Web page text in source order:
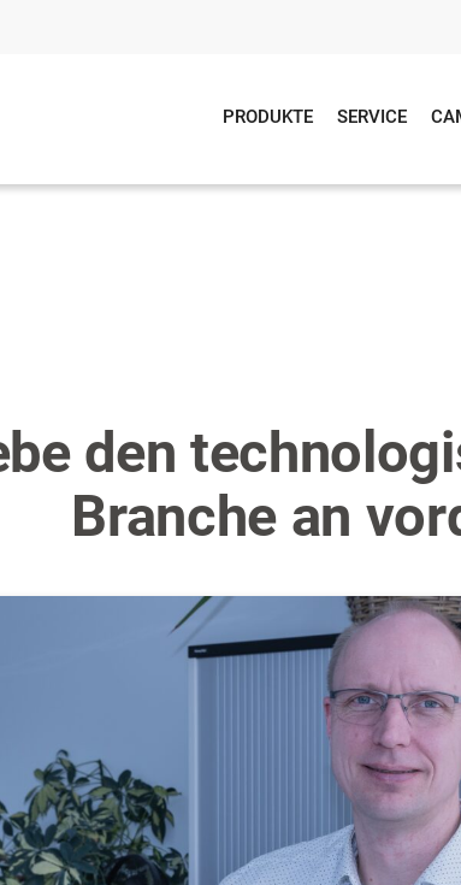
PRODUKTE SERVICE
den
Branche an